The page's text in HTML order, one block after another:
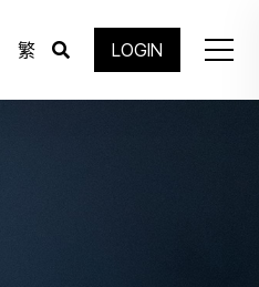
繁 LOGIN